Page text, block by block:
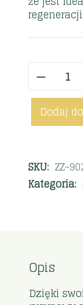
regeneracji.
Dodaj
SKU: ZZ-
Kategoria:
Opis
Dzięki